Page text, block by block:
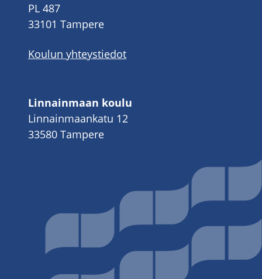
PL 487
33101 Tampere
Koulun yhteystiedot
Linnainmaan koulu
Linnainmaankatu 12
33580 Tampere